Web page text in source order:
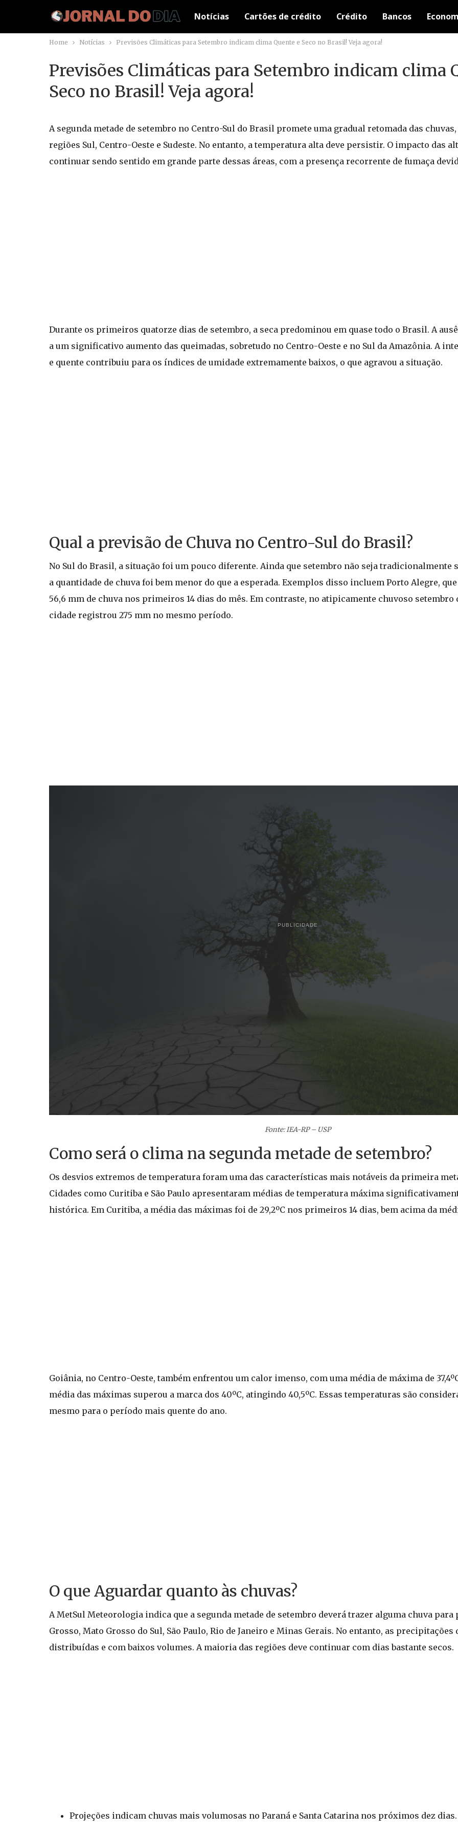
Notícias Cartões de crédito Crédito Bancos
Home Notícias Previsões Climáticas para Setembro indicam clima Quente e Seco no Brasil! Veja agora!
Previsões Climáticas para Setembro indicam clima
Seco no Brasil! Veja agora!
A segunda metade de setembro no Centro-Sul do Brasil promete uma gradual retomada das
regiões Sul, Centro-Oeste e Sudeste. No entanto, a temperatura alta deve persistir. O impacto das
continuar sendo sentido em grande parte dessas áreas, com a presença recorrente de fumaça
Durante os primeiros quatorze dias de setembro, a seca predominou em quase todo o Brasil. A
a um significativo aumento das queimadas, sobretudo no Centro-Oeste e no Sul da Amazônia. A
e quente contribuiu para os índices de umidade extremamente baixos, o que agravou a situação.
Qual a previsão de Chuva no Centro-Sul do Brasil?
No Sul do Brasil, a situação foi um pouco diferente. Ainda que setembro não seja tradicionalmente
a quantidade de chuva foi bem menor do que a esperada. Exemplos disso incluem Porto Alegre,
56,6 mm de chuva nos primeiros 14 dias do mês. Em contraste, no atipicamente chuvoso setembro
cidade registrou 275 mm no mesmo período.
PUBLICIDADE
Fonte: IEA-RP – USP
Como será o clima na segunda metade de setembro?
Os desvios extremos de temperatura foram uma das características mais notáveis da primeira
Cidades como Curitiba e São Paulo apresentaram médias de temperatura máxima
histórica. Em Curitiba, a média das máximas foi de 29,2ºC nos primeiros 14 dias, bem acima da
Goiânia, no Centro-Oeste, também enfrentou um calor imenso, com uma média de máxima de
média das máximas superou a marca dos 40ºC, atingindo 40,5ºC. Essas temperaturas são
mesmo para o período mais quente do ano.
O que Aguardar quanto às chuvas?
A MetSul Meteorologia indica que a segunda metade de setembro deverá trazer alguma chuva para
Grosso, Mato Grosso do Sul, São Paulo, Rio de Janeiro e Minas Gerais. No entanto, as precipitações
distribuídas e com baixos volumes. A maioria das regiões deve continuar com dias bastante secos.
Projeções indicam chuvas mais volumosas no Paraná e Santa Catarina nos próximos dez dias.